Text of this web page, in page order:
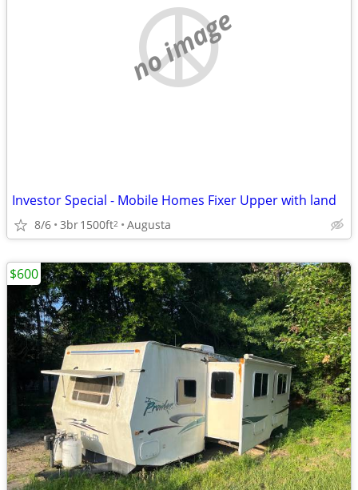
no image
Investor Special - Mobile Homes Fixer Upper with land
8/6 3br1500ft2 Augusta
$600